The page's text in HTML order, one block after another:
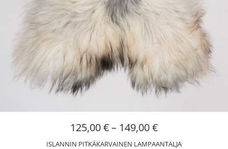
125,00€– 149,00€
ISLANNIN PITKÄKARVAINEN LAMPAANTALJA